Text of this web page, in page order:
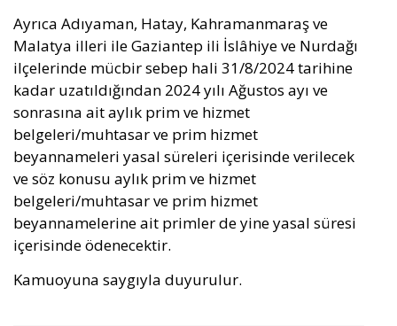
Ayrıca Adıyaman, Hatay, Kahramanmaraş ve
Malatya illeri ile Gaziantep ili İslâhiye ve Nurdağı
ilçelerinde mücbir sebep hali 31/8/2024 tarihine
kadar uzatıldığından 2024 yılı Ağustos ayı ve
sonrasına ait aylık prim ve hizmet
belgeleri/muhtasar ve prim hizmet
beyannameleri yasal süreleri içerisinde verilecek
ve söz konusu aylık prim ve hizmet
belgeleri/muhtasar ve prim hizmet
beyannamelerine ait primler de yine yasal süresi
içerisinde ödenecektir.
Kamuoyuna saygıyla duyurulur.